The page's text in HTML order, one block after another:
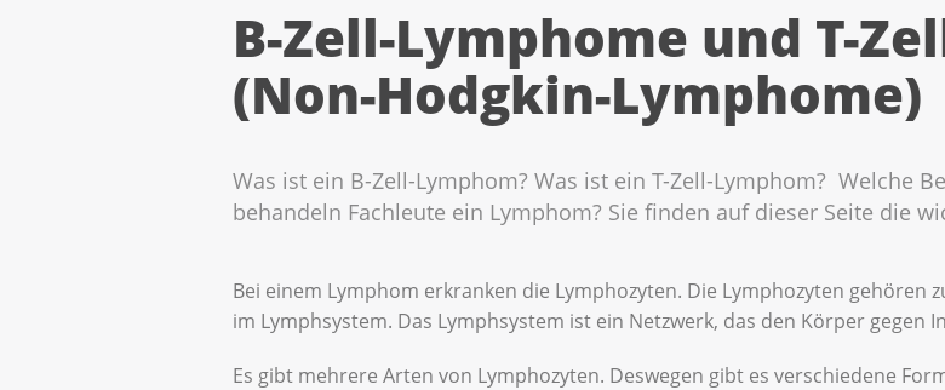
B-Zell-Lymphome und T-
(Non-Hodgkin-Lymphome)
Was ist ein B-Zell-Lymphom? Was ist ein T-Zell-Lymphom? Welche
behandeln Fachleute ein Lymphom? Sie finden auf dieser Seite die
Bei einem Lymphom erkranken die Lymphozyten. Die Lymphozyten gehören
im Lymphsystem. Das Lymphsystem ist ein Netzwerk, das den Körper gegen
Es gibt mehrere Arten von Lymphozyten. Deswegen gibt es verschiedene